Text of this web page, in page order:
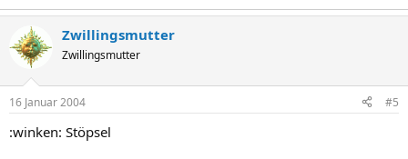
Zwillingsmutter
Zwillingsmutter
16 Januar 2004 #5
:winken: Stöpsel